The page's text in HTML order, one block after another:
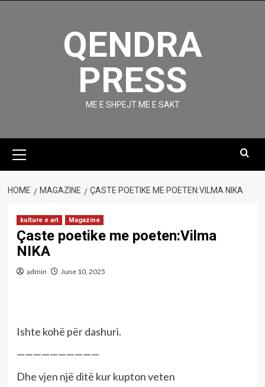
QENDRA
PRESS
ME E SHPEJT ME E SAKT
Menu
HOME MAGAZINE ÇASTE POETIKE ME POETEN:VILMA NIKA
kulture e art Magazine
Çaste poetike me poeten:Vilma
NIKA
admin June 10, 2025
Ishte kohë për dashuri.
——————————
Dhe vjen një ditë kur kupton veten